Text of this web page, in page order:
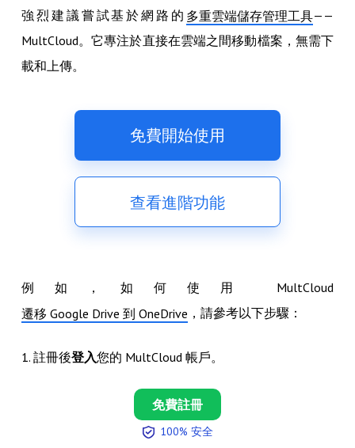
強烈建議嘗試基於網路的 多重雲端儲存管理工具——
MultCloud。它專注於直接在雲端之間移動檔案，無需下
載和上傳。
免費開始使用
查看進階功能
例如，如何使用 MultCloud
遷移 Google Drive 到 OneDrive ，請參考以下步驟：
1. 註冊後登入您的 MultCloud 帳戶。
免費註冊
100% 安全